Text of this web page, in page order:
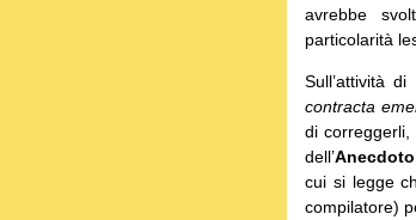
avrebbe
particolarità
Sull’attività
contracta
di correggerli,
dell’
cui si legge
compilatore)